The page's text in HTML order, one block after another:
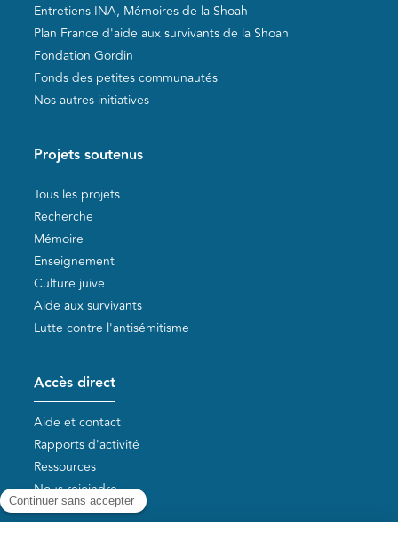
Entretiens INA, Mémoires de la Shoah
Plan France d'aide aux survivants de la Shoah
Fondation Gordin
Fonds des petites communautés
Nos autres initiatives
Projets soutenus
Tous les projets
Recherche
Mémoire
Enseignement
Culture juive
Aide aux survivants
Lutte contre l'antisémitisme
Accès direct
Aide et contact
Rapports d'activité
Ressources
Nous rejoindre